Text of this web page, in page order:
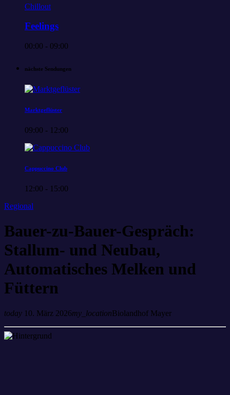
Chillout
Feelings
00:00 - 09:00
nächste Sendungen
Marktgeflüster
09:00 - 12:00
Cappuccino Club
12:00 - 15:00
Regional
Bauer-zu-Bauer-Gespräch:
Stallum- und Neubau,
Automatisches Melken und
Füttern
today 10. März 2026my_locationBiolandhof Mayer